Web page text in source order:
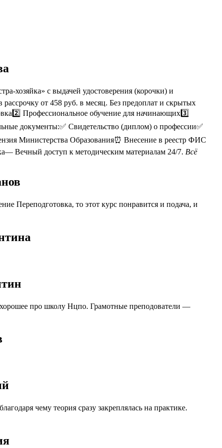
хозяйка» с выдачей удостоверения (корочки) и
от 458 руб. в месяц. Без предоплат и скрытых
Профессиональное обучение для начинающих3️⃣
документы:✅ Свидетельство (диплом) о профессии✅
Министерства Образования⏰ Внесение в реестр ФИС
Вечный доступ к методическим материалам 24/7. Всё
Переподготовка, то этот курс понравится и подача, и
хорошее про школу Нцпо. Грамотные преподователи —
чему теория сразу закреплялась на практике.